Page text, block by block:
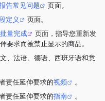
告常见问题
页面。
定义
页面。
量完成
页面，指导您重新发
要求而被禁止显示的商品。
、法语、德语、西班牙语和意
责任延伸要求的视频
。
责任延伸要求的指南
。